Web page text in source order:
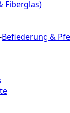
Fiberglas)
-Befiederung &